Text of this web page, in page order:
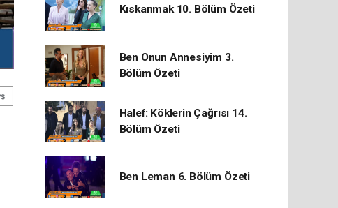
Kıskanmak 10. Bölüm Özeti
Ben Onun Annesiyim 3.
Bölüm Özeti
Halef: Köklerin Çağrısı 14.
Bölüm Özeti
Ben Leman 6. Bölüm Özeti